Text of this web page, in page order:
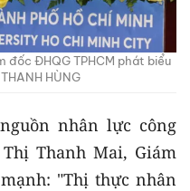
đốc ĐHQG TPHCM phát biểu
HÙNG
nhân lực công
Thị Thanh Mai, Giám
"Thị thực nhân